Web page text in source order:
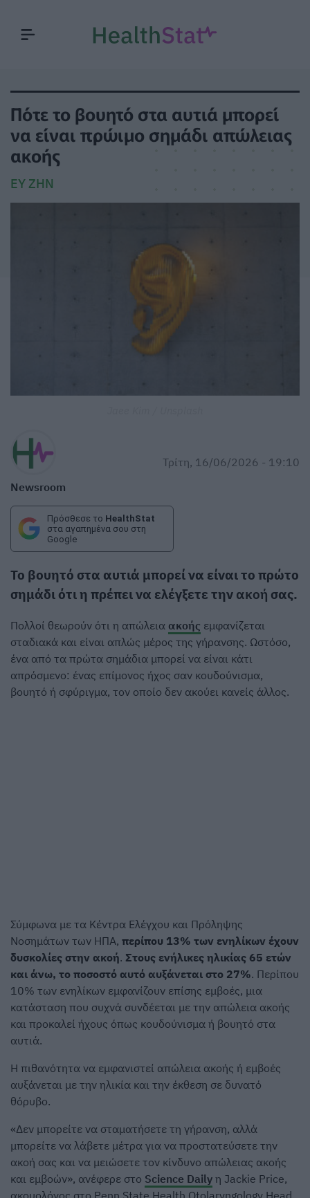
Πότε το βουητό στα αυτιά μπορεί
να είναι πρώιμο σημάδι απώλειας
ακοής
ΕΥ ΖΗΝ
Newsroom
Τρίτη, 16/06/2026 - 19:10
Πρόσθεσε το HealthStat
στα αγαπημένα σου στη
Google
Το βουητό στα αυτιά μπορεί να είναι το πρώτο
σημάδι ότι η πρέπει να ελέγξετε την ακοή σας.
Πολλοί θεωρούν ότι η απώλεια ακοής εμφανίζεται
σταδιακά και είναι απλώς μέρος της γήρανσης. Ωστόσο,
ένα από τα πρώτα σημάδια μπορεί να είναι κάτι
απρόσμενο: ένας επίμονος ήχος σαν κουδούνισμα,
βουητό ή σφύριγμα, τον οποίο δεν ακούει κανείς άλλος.
Σύμφωνα με τα Κέντρα Ελέγχου και Πρόληψης
Νοσημάτων των ΗΠΑ, περίπου 13% των ενηλίκων έχουν
δυσκολίες στην ακοή. Στους ενήλικες ηλικίας 65 ετών
και άνω, το ποσοστό αυτό αυξάνεται στο 27%. Περίπου
10% των ενηλίκων εμφανίζουν επίσης εμβοές, μια
κατάσταση που συχνά συνδέεται με την απώλεια ακοής
και προκαλεί ήχους όπως κουδούνισμα ή βουητό στα
αυτιά.
Η πιθανότητα να εμφανιστεί απώλεια ακοής ή εμβοές
αυξάνεται με την ηλικία και την έκθεση σε δυνατό
θόρυβο.
«Δεν μπορείτε να σταματήσετε τη γήρανση, αλλά
μπορείτε να λάβετε μέτρα για να προστατεύσετε την
ακοή σας και να μειώσετε τον κίνδυνο απώλειας ακοής
και εμβοών», ανέφερε στο Science Daily η Jackie Price,